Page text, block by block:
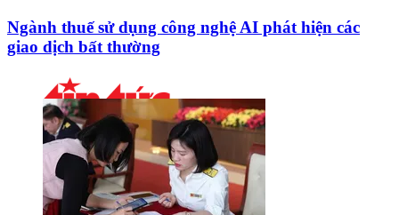
Ngành thuế sử dụng công nghệ AI phát hiện các
giao dịch bất thường